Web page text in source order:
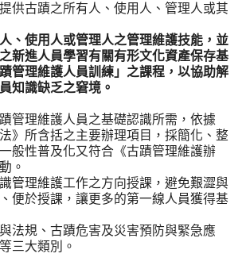
供古蹟之所有人、使用人、管理人或其
、使用人或管理人之管理維護技能，並
新進人員學習有關有形文化資產保存基
管理維護人員訓練」之課程，以協助解
知識缺乏之窘境。
管理維護人員之基礎認識所需，依據
》所含括之主要辦理項目，採簡化、整
般性普及化又符合《古蹟管理維護辦
。
管理維護工作之方向授課，避免艱澀與
便於授課，讓更多的第一線人員獲得基
法規、古蹟危害及災害預防與緊急應
三大類別。